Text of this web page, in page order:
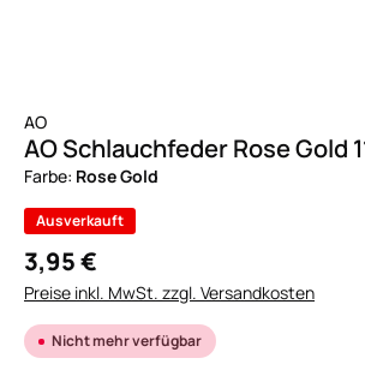
AO
AO Schlauchfeder Rose Gold
Farbe: Rose Gold
Ausverkauft
3,95 €
Preise inkl. MwSt. zzgl. Versandkosten
Nicht mehr verfügbar